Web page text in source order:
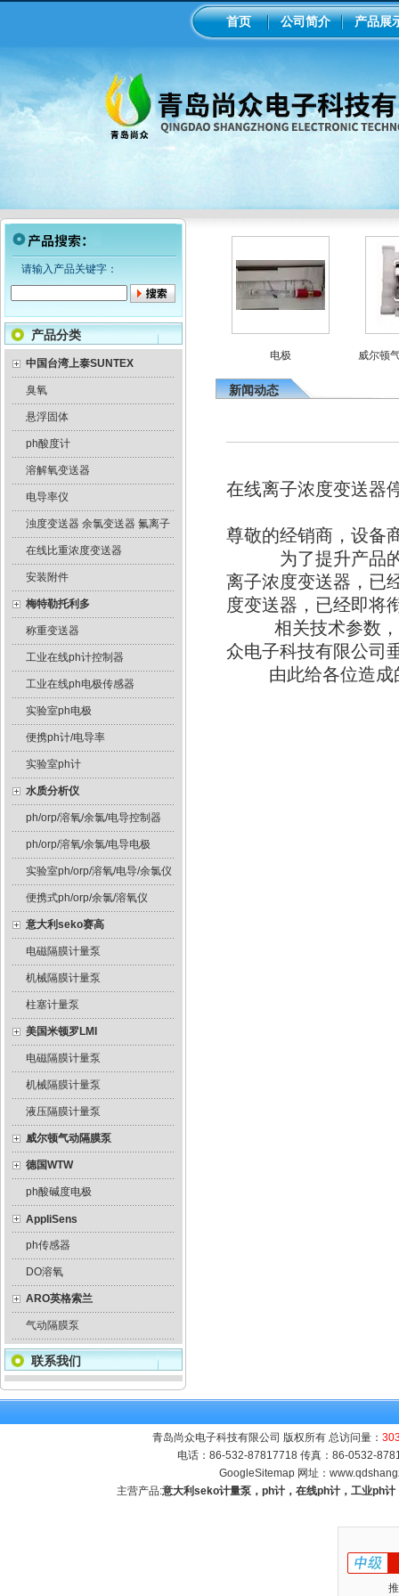
首页 公司简介 产品展
请输入产品关键字：
产品分类
中国台湾上泰SUNTEX
臭氧
悬浮固体
ph酸度计
溶解氧变送器
电导率仪
浊度变送器 余氯变送器 氟离子
在线比重浓度变送器
安装附件
梅特勒托利多
称重变送器
工业在线ph计控制器
工业在线ph电极传感器
实验室ph电极
便携ph计/电导率
实验室ph计
水质分析仪
ph/orp/溶氧/余氯/电导控制器
ph/orp/溶氧/余氯/电导电极
实验室ph/orp/溶氧/电导/余氯仪
便携式ph/orp/余氯/溶氧仪
意大利seko赛高
电磁隔膜计量泵
机械隔膜计量泵
柱塞计量泵
美国米顿罗LMI
电磁隔膜计量泵
机械隔膜计量泵
液压隔膜计量泵
威尔顿气动隔膜泵
德国WTW
ph酸碱度电极
AppliSens
ph传感器
DO溶氧
ARO英格索兰
气动隔膜泵
联系我们
隔膜计量泵 意大利seko电磁隔膜计量泵 电极 威尔顿气
新闻动态
在线离子浓度变送器
尊敬的经销商，设备
为了提升产品的功
离子浓度变送器，已
度变送器，已经即将
相关技术参数，请
众电子科技有限公司
由此给各位造成
青岛尚众电子科技有限公司 版权所有 总访问量：
电话：86-532-87817718 传真：86-0532-
GoogleSitemap 网址：
主营产品:意大利seko计量泵，ph计，在线ph计，工业ph